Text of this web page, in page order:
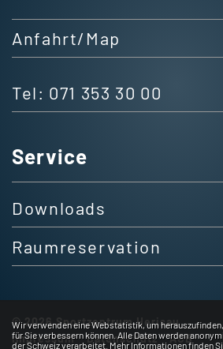
Anfahrt/Map
Tel: 071 353 30 00
Service
Downloads
Raumreservation
© 2026 Sportzentrum Herisau
Impressum
Datenschutz AGB
Webstatistik
Wir verwenden eine Webstatistik, um
für Sie verbessern können. Alle Daten werden
der Schweiz verarbeitet. Mehr Informationen finden